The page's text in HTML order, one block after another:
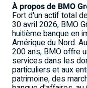
À propos de BMO
Fort d'un actif total
30 avril 2026, BMO
huitième banque en
Amérique du Nord.
200 ans, BMO offre
services dans les
particuliers et aux
patrimoine, des